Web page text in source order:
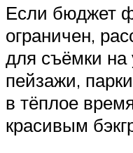
Если бюджет
ограничен,
для съёмки на
пейзажи,
в тёплое
красивым